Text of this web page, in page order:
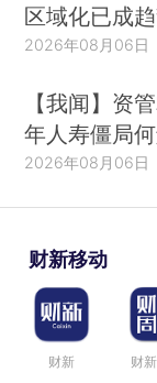
区域化已成
2026年08月06日
【我闻】资
年人寿僵局
2026年08月06日
财新移动
财新 财